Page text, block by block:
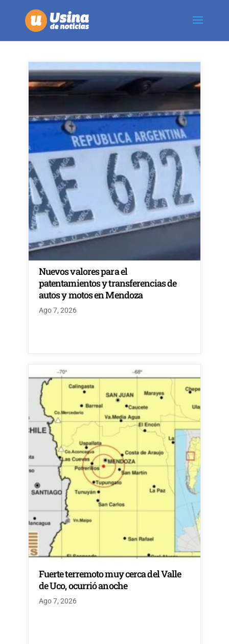
Nuevos valores para el
patentamientos y transferencias de
autos y motos en Mendoza
Ago 7, 2026
Fuerte terremoto muy cerca del Valle
de Uco, ocurrió anoche
Ago 7, 2026